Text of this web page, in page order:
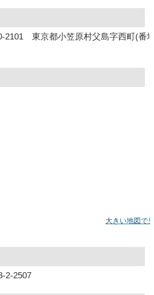
2101 東京都小笠原村父島字西町(番
大きい地図で
2-2507